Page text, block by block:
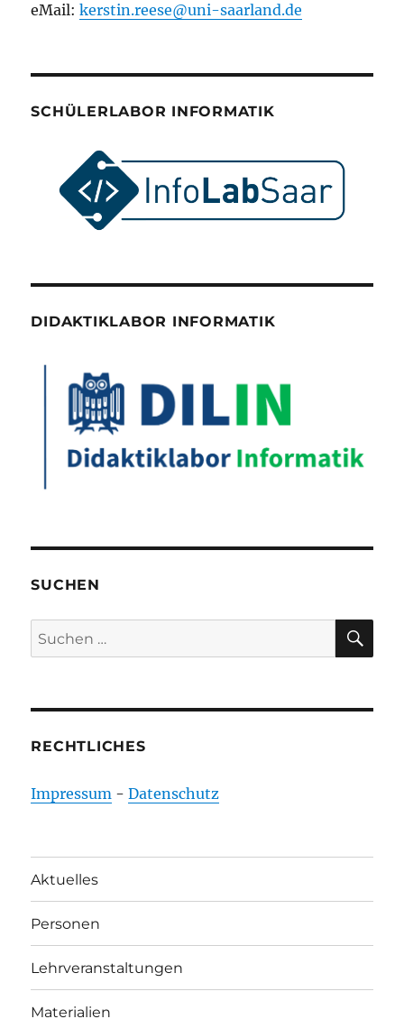
eMail:kerstin.reese@uni-saarland.de
SCHÜLERLABOR INFORMATIK
DIDAKTIKLABOR INFORMATIK
SUCHEN
Suchen
nach:
RECHTLICHES
Impressum -Datenschutz
Aktuelles
Personen
Lehrveranstaltungen
Materialien